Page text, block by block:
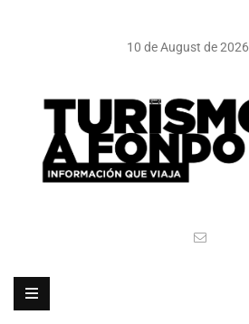
10 de August de 2026